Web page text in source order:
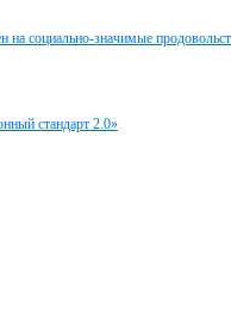
на социально-значимые
стандарт 2.0»